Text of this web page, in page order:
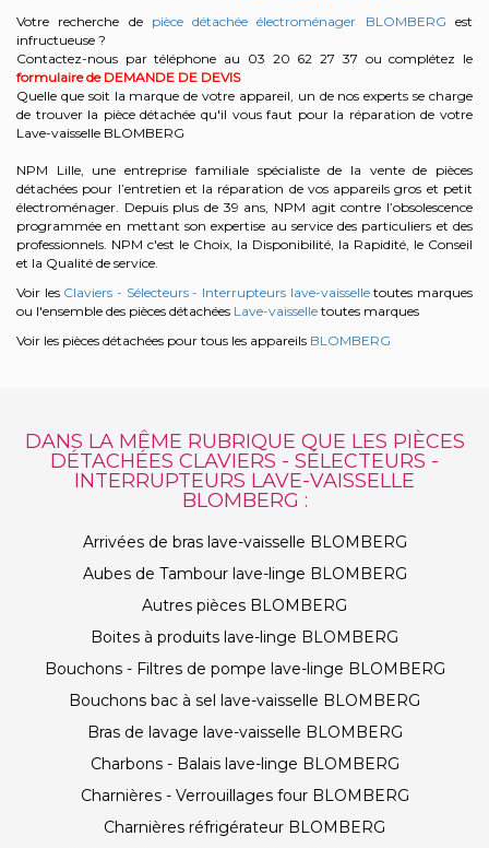
Votre recherche de pièce détachée électroménager BLOMBERG est
infructueuse ?
Contactez-nous par téléphone au 03 20 62 27 37 ou complétez le
formulaire de DEMANDE DE DEVIS
Quelle que soit la marque de votre appareil, un de nos experts se charge
de trouver la pièce détachée qu'il vous faut pour la réparation de votre
Lave-vaisselle BLOMBERG
NPM Lille, une entreprise familiale spécialiste de la vente de pièces
détachées pour l’entretien et la réparation de vos appareils gros et petit
électroménager. Depuis plus de 39 ans, NPM agit contre l’obsolescence
programmée en mettant son expertise au service des particuliers et des
professionnels. NPM c'est le Choix, la Disponibilité, la Rapidité, le Conseil
et la Qualité de service.
Voir les Claviers - Sélecteurs - Interrupteurs lave-vaisselletoutes marques
ou l'ensemble des pièces détachées Lave-vaisselle toutes marques
Voir les pièces détachées pour tous les appareils BLOMBERG
DANS LA MÊME RUBRIQUE QUE LES PIÈCES
DÉTACHÉES CLAVIERS - SÉLECTEURS -
INTERRUPTEURS LAVE-VAISSELLE
BLOMBERG :
Arrivées de bras lave-vaisselle BLOMBERG
Aubes de Tambour lave-linge BLOMBERG
Autres pièces BLOMBERG
Boites à produits lave-linge BLOMBERG
Bouchons - Filtres de pompe lave-linge BLOMBERG
Bouchons bac à sel lave-vaisselle BLOMBERG
Bras de lavage lave-vaisselle BLOMBERG
Charbons - Balais lave-linge BLOMBERG
Charnières - Verrouillages four BLOMBERG
Charnières réfrigérateur BLOMBERG